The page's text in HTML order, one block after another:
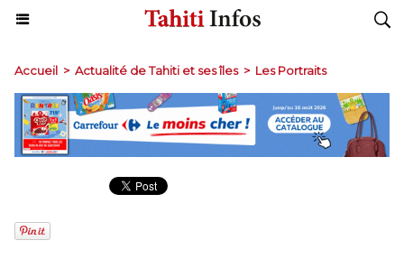
Accueil > Actualité de Tahiti et ses îles > Les Portraits